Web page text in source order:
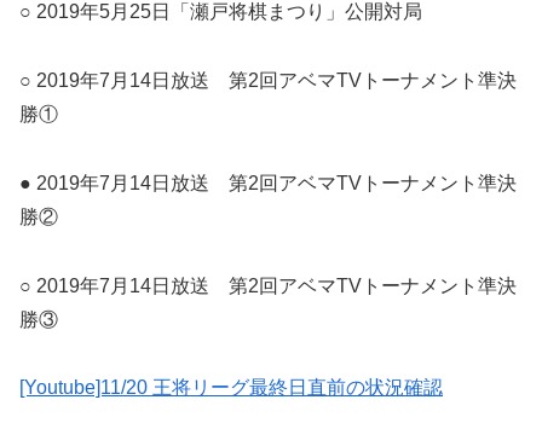
○ 2019年5月25日「瀬戸将棋まつり」公開対局
○ 2019年7月14日放送 第2回アベマTVトーナメント準決
勝①
● 2019年7月14日放送 第2回アベマTVトーナメント準決
勝②
○ 2019年7月14日放送 第2回アベマTVトーナメント準決
勝③
[Youtube]11/20 王将リーグ最終日直前の状況確認